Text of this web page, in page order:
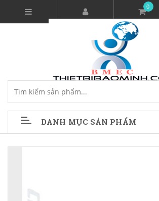
0
DANH MỤC SẢN PHẨM